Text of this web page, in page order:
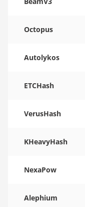
Octopus
Autolykos
ETCHash
VerusHash
KHeavyHash
NexaPow
Alephium